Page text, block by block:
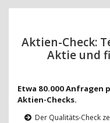
Aktien-Check:
Aktie und
Etwa 80.000 Anfragen
Aktien-Checks.
Der Qualitäts-Check